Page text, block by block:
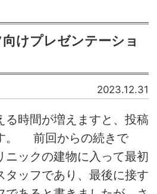
けプレゼンテーショ
2023.12.31
時間が増えますと、投稿
。 前回からの続きで
ニックの建物に入って最初
タッフであり、最後に接す